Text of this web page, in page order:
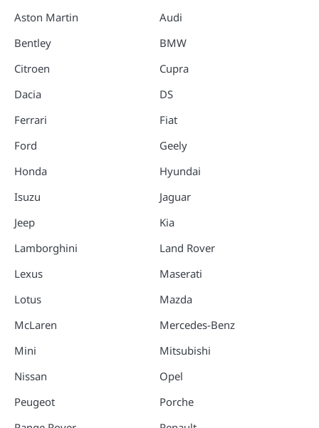
Aston Martin
Bentley
Citroen
Dacia
Ferrari
Ford
Honda
Isuzu
Jeep
Lamborghini
Lexus
Lotus
McLaren
Mini
Nissan
Peugeot
Audi
BMW
Cupra
DS
Fiat
Geely
Hyundai
Jaguar
Kia
Land Rover
Maserati
Mazda
Mercedes-Benz
Mitsubishi
Opel
Porche